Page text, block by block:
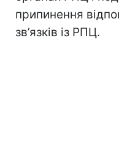
припинення
зв’язків із РПЦ.